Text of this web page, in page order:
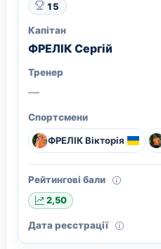
15
Капітан
ФРЕЛІК Сергій
Тренер
—
Спортсмени
ФРЕЛІК Вікторія
Рейтингові бали
2,50
Дата реєстрації